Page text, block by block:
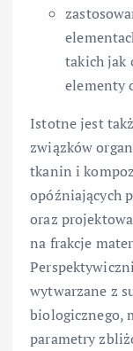
takich jak
elementy
Istotne jest
związków
tkanin i
opóźniających
oraz
na frakcje
wytwarzane z
biologicznego,
parametry